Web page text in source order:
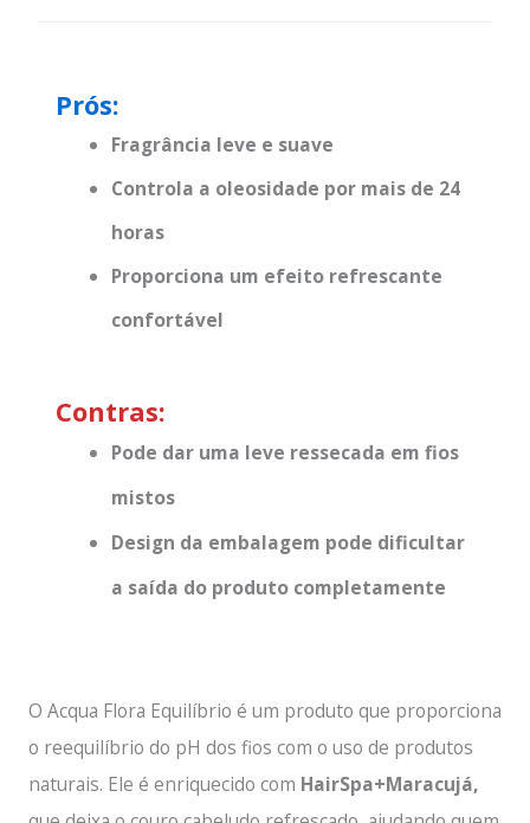
Prós:
Fragrância leve e suave
Controla a oleosidade por mais de 24
horas
Proporciona um efeito refrescante
confortável
Contras:
Pode dar uma leve ressecada em fios
mistos
Design da embalagem pode dificultar
a saída do produto completamente
O Acqua Flora Equilíbrio é um produto que proporciona
o reequilíbrio do pH dos fios com o uso de produtos
naturais. Ele é enriquecido com HairSpa+Maracujá,